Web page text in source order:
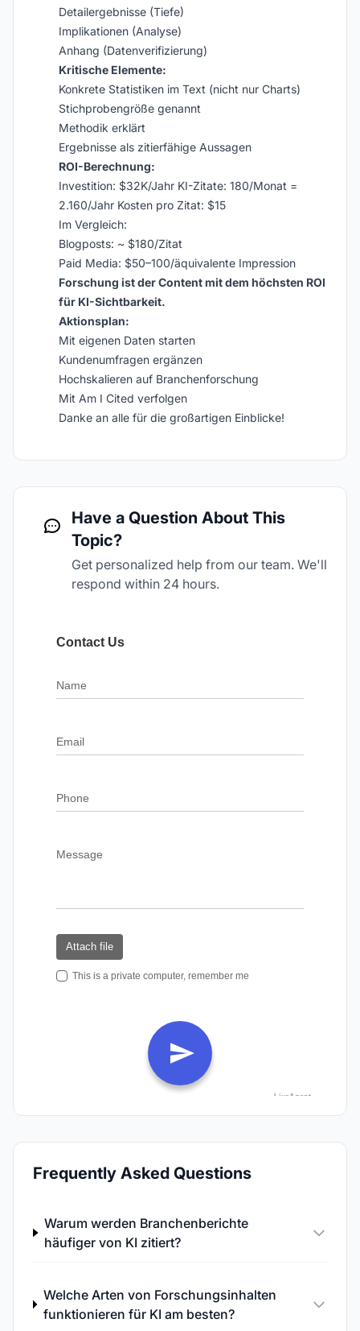
Detailergebnisse (Tiefe)
Implikationen (Analyse)
Anhang (Datenverifizierung)
Kritische Elemente:
Konkrete Statistiken im Text (nicht nur Charts)
Stichprobengröße genannt
Methodik erklärt
Ergebnisse als zitierfähige Aussagen
ROI-Berechnung:
Investition: $32K/Jahr KI-Zitate: 180/Monat =
2.160/Jahr Kosten pro Zitat: $15
Im Vergleich:
Blogposts: ~ $180/Zitat
Paid Media: $50–100/äquivalente Impression
Forschung ist der Content mit dem höchsten ROI
für KI-Sichtbarkeit.
Aktionsplan:
Mit eigenen Daten starten
Kundenumfragen ergänzen
Hochskalieren auf Branchenforschung
Mit Am I Cited verfolgen
Danke an alle für die großartigen Einblicke!
Have a Question About This
Topic?
Get personalized help from our team. We'll
respond within 24 hours.
Frequently Asked Questions
Warum werden Branchenberichte
häufiger von KI zitiert?
Welche Arten von Forschungsinhalten
funktionieren für KI am besten?